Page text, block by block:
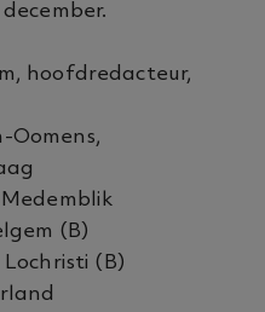
hoofdredacteur,
Oomens,
(B)
(B)